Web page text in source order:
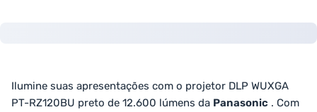
Ilumine suas apresentações com o projetor DLP WUXGA
PT-RZ120BU preto de 12.600 lúmens da Panasonic . Com